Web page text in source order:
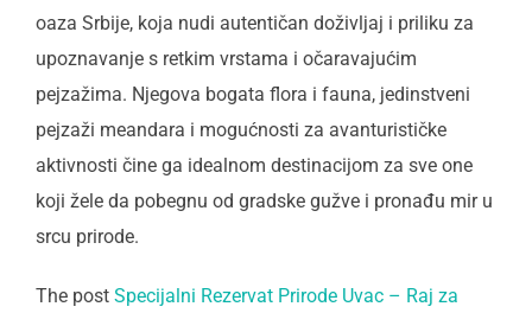
oaza Srbije, koja nudi autentičan doživljaj i priliku za
upoznavanje s retkim vrstama i očaravajućim
pejzažima. Njegova bogata flora i fauna, jedinstveni
pejzaži meandara i mogućnosti za avanturističke
aktivnosti čine ga idealnom destinacijom za sve one
koji žele da pobegnu od gradske gužve i pronađu mir u
srcu prirode.
The post Specijalni Rezervat Prirode Uvac – Raj za